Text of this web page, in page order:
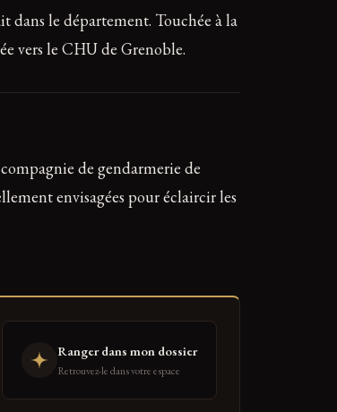
dans le département. Touchée à la
vers le CHU de Grenoble.
de gendarmerie de
envisagées pour éclaircir les
Ranger dans mon dossier
Retrouvez-le dans votre espace